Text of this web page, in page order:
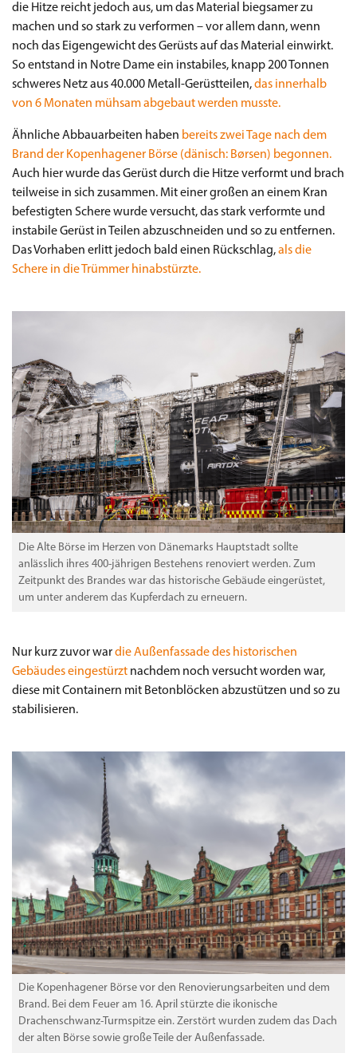
die Hitze reicht jedoch aus, um das Material biegsamer zu
machen und so stark zu verformen – vor allem dann, wenn
noch das Eigengewicht des Gerüsts auf das Material einwirkt.
So entstand in Notre Dame ein instabiles, knapp 200 Tonnen
schweres Netz aus 40.000 Metall-Gerüstteilen,das innerhalb
von 6 Monaten mühsam abgebaut werden musste.
Ähnliche Abbauarbeiten haben bereits zwei Tage nach dem
Brand der Kopenhagener Börse (dänisch: Børsen) begonnen.
Auch hier wurde das Gerüst durch die Hitze verformt und brach
teilweise in sich zusammen. Mit einer großen an einem Kran
befestigten Schere wurde versucht, das stark verformte und
instabile Gerüst in Teilen abzuschneiden und so zu entfernen.
Das Vorhaben erlitt jedoch bald einen Rückschlag,als die
Schere in die Trümmer hinabstürzte.
Die Alte Börse im Herzen von Dänemarks Hauptstadt sollte
anlässlich ihres 400-jährigen Bestehens renoviert werden. Zum
Zeitpunkt des Brandes war das historische Gebäude eingerüstet,
um unter anderem das Kupferdach zu erneuern.
Nur kurz zuvor wardie Außenfassade des historischen
Gebäudes eingestürzt nachdem noch versucht worden war,
diese mit Containern mit Betonblöcken abzustützen und so zu
stabilisieren.
Die Kopenhagener Börse vor den Renovierungsarbeiten und dem
Brand. Bei dem Feuer am 16. April stürzte die ikonische
Drachenschwanz-Turmspitze ein. Zerstört wurden zudem das Dach
der alten Börse sowie große Teile der Außenfassade.